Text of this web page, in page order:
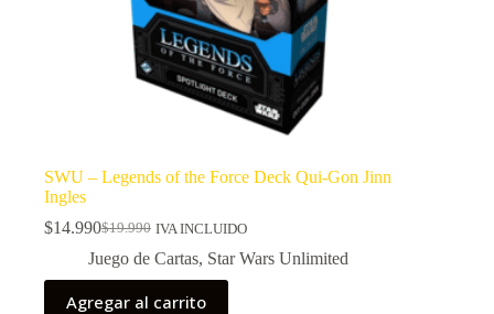
SWU – Legends of the Force Deck Qui-Gon Jinn
Ingles
$19.990
El
precio
original
era:
$14.990El
precio
actual
es:
IVA INCLUIDO
Juego de Cartas, Star Wars Unlimited
Agregar al carrito